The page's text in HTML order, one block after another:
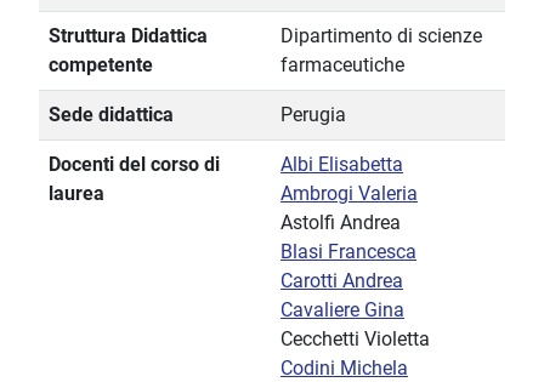
Struttura Didattica
competente
Dipartimento di scienze
farmaceutiche
Sede didattica Perugia
Docenti del corso di
laurea
Albi Elisabetta
Ambrogi Valeria
Astolfi Andrea
Blasi Francesca
Carotti Andrea
Cavaliere Gina
Cecchetti Violetta
Codini Michela